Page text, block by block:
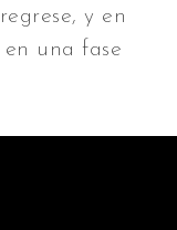
y en
una fase